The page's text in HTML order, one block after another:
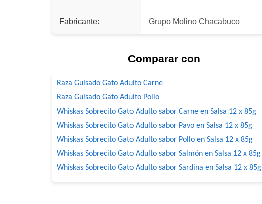
Fabricante: Grupo Molino Chacabuco
Comparar con
Raza Guisado Gato Adulto Carne
Raza Guisado Gato Adulto Pollo
Whiskas Sobrecito Gato Adulto sabor Carne en Salsa 12 x 85g
Whiskas Sobrecito Gato Adulto sabor Pavo en Salsa 12 x 85g
Whiskas Sobrecito Gato Adulto sabor Pollo en Salsa 12 x 85g
Whiskas Sobrecito Gato Adulto sabor Salmón en Salsa 12 x 85g
Whiskas Sobrecito Gato Adulto sabor Sardina en Salsa 12 x 85g